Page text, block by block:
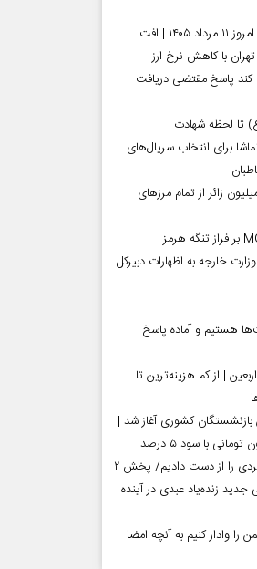
قیمت طلا و سکه امروز ۱۱ مرداد ۱۴۰۵ | افت
با کاهش نرخ ارز
کند پاسخ مقتضی دریافت
لحظه شهادت
برای انتخاب سریال‌های
بیش از ۳ میلیون زائر از تمام مرز‌های
خارجه به اظهارات دبیرکل
هستیم و آماده پاسخ
| از کم هزینه‌ترین تا
بازنشستگان کشوری آغاز شد |
هنرمند منحصر‌به‌فردی را از دست دادیم/ پخش ۲
جدید زنده‌یاد عبدی در آینده
را وادار کنیم به آنچه امضا